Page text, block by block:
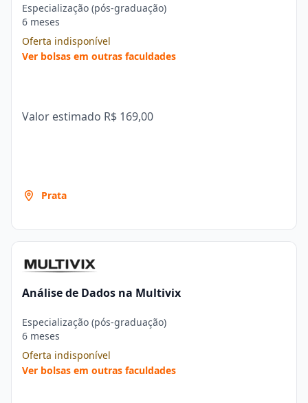
Especialização (pós-graduação)
6 meses
Oferta indisponível
Ver bolsas em outras faculdades
Valor estimado R$ 169,00
Prata
Análise de Dados na Multivix
Especialização (pós-graduação)
6 meses
Oferta indisponível
Ver bolsas em outras faculdades